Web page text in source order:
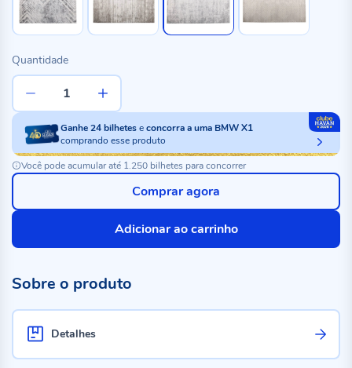
Quantidade
Ganhe24bilheteseconcorra a uma BMW X1
comprando esse produto
Você pode acumular até 1.250 bilhetes para concorrer
Adicionar ao carrinho
Comprar agora
Sobre o produto
Detalhes